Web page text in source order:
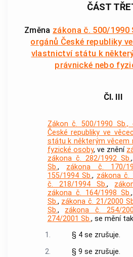
ČÁST
Změna zákona č. 500/
orgánů České republiky
vlastnictví státu k
právnické nebo
Čl. III
Zákon č. 500/1990
České republiky ve
státu k některým věcem
fyzické osoby, ve znění
zákona č. 282/1992 Sb.,
Sb., zákona č. 170/
155/1994 Sb., zákona č.
č. 218/1994 Sb.,
zákona č. 164/1998 Sb.,
Sb., zákona č. 21/2000
Sb., zákona č. 254/
274/2001 Sb., se mění
1.
§ 4 se zrušuje.
2.
§ 9 se zrušuje.